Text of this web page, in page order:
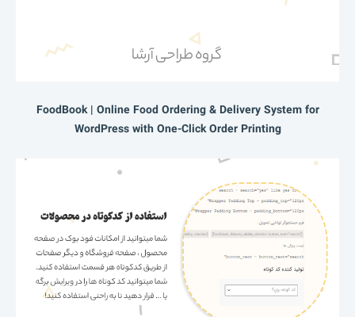
FoodBook | Online Food Ordering & Delivery System for
WordPress with One-Click Order Printing